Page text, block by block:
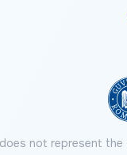
not represent